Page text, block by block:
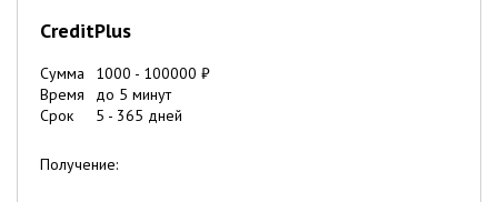
CreditPlus
Сумма 1000 - 100000 ₽
Время
до 5 минут
Срок
5 - 365 дней
Получение: